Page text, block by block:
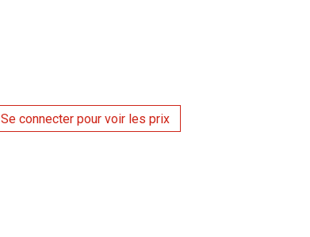
Se connecter pour voir les prix